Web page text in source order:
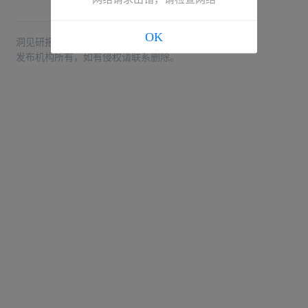
洞见研报根据公开信息整理，核心观点和版权归报告
发布机构所有，如有侵权请联系删除。
OK